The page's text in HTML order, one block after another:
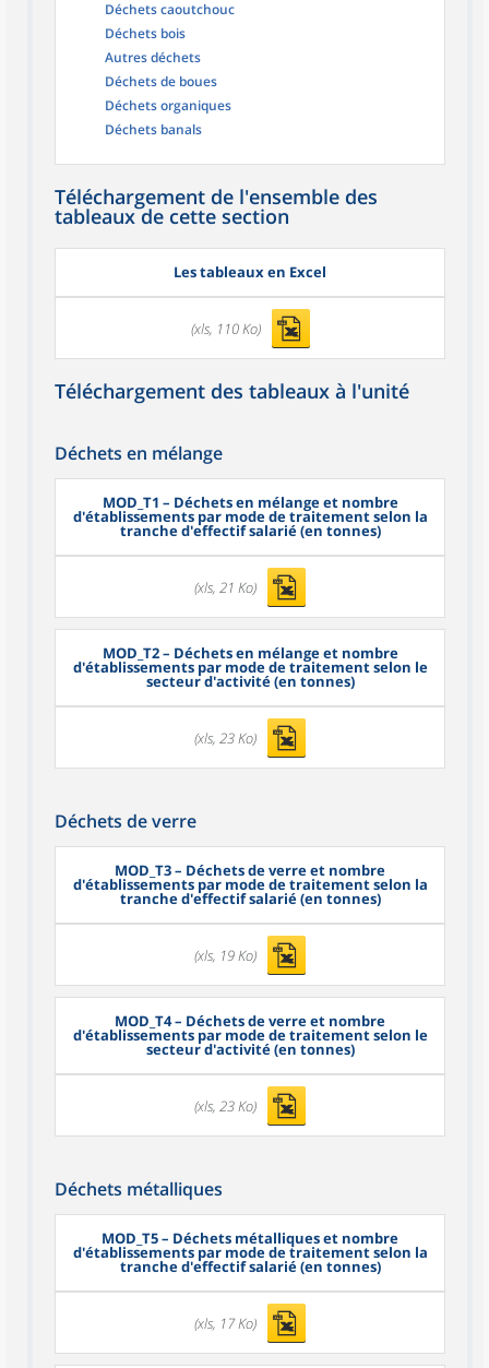
Déchets caoutchouc
Déchets bois
Autres déchets
Déchets de boues
Déchets organiques
Déchets banals
Téléchargement de l'ensemble des
tableaux de cette section
Les tableaux en Excel
(xls, 110 Ko)
Téléchargement des tableaux à l'unité
Déchets en mélange
MOD_T1 – Déchets en mélange et nombre
d'établissements par mode de traitement selon la
tranche d'effectif salarié (en tonnes)
(xls, 21 Ko)
MOD_T2– Déchets en mélange et nombre
d'établissements par mode de traitement selon le
secteur d'activité (en tonnes)
(xls, 23 Ko)
Déchets de verre
MOD_T3– Déchets de verre et nombre
d'établissements par mode de traitement selon la
tranche d'effectif salarié (en tonnes)
(xls, 19 Ko)
MOD_T4– Déchets de verre et nombre
d'établissements par mode de traitement selon le
secteur d'activité (en tonnes)
(xls, 23 Ko)
Déchets métalliques
MOD_T5– Déchets métalliques et nombre
d'établissements par mode de traitement selon la
tranche d'effectif salarié (en tonnes)
(xls, 17 Ko)